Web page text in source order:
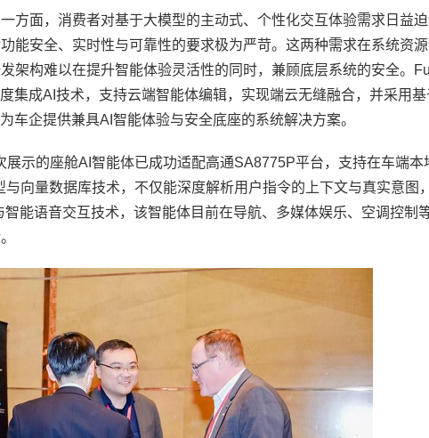
方面，消费者对基于大模型的主动式、个性化交互体验需求日益
能安全、实时性与可靠性的要求极为严苛。这两种需求在系统资源
架构难以在提升智能体验灵活性的同时，兼顾底层系统的安全。
集成AI技术，支持云端智能体编辑，实现端云无缝融合，并采用基
车企提供兼具AI智能体验与安全底座的系统解决方案。
示的座舱AI智能体已成功适配高通SA8775P平台，支持在车端本
向量数据库技术，不仅能深度解析用户指令的上下文与真实意图
能语音交互技术，该智能体目前在导航、多媒体娱乐、空调控制